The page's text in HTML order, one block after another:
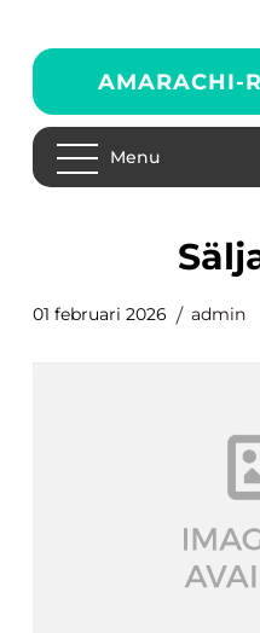
AMARACHI-
Menu
01 februari 2026 admin